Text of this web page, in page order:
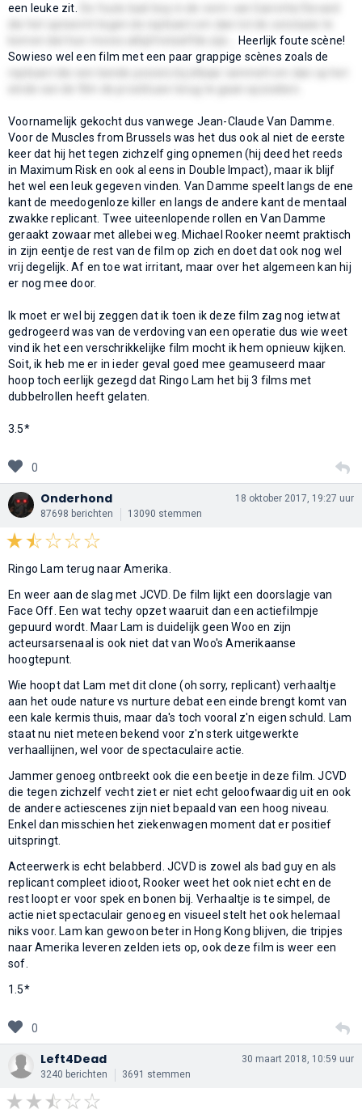
een leuke zit.
Heerlijk foute scène!
Sowieso wel een film met een paar grappige scènes zoals de
Voornamelijk gekocht dus vanwege Jean-Claude Van Damme.
Voor de Muscles from Brussels was het dus ook al niet de eerste
keer dat hij het tegen zichzelf ging opnemen (hij deed het reeds
in Maximum Risk en ook al eens in Double Impact), maar ik blijf
het wel een leuk gegeven vinden. Van Damme speelt langs de ene
kant de meedogenloze killer en langs de andere kant de mentaal
zwakke replicant. Twee uiteenlopende rollen en Van Damme
geraakt zowaar met allebei weg. Michael Rooker neemt praktisch
in zijn eentje de rest van de film op zich en doet dat ook nog wel
vrij degelijk. Af en toe wat irritant, maar over het algemeen kan hij
er nog mee door.
Ik moet er wel bij zeggen dat ik toen ik deze film zag nog ietwat
gedrogeerd was van de verdoving van een operatie dus wie weet
vind ik het een verschrikkelijke film mocht ik hem opnieuw kijken.
Soit, ik heb me er in ieder geval goed mee geamuseerd maar
hoop toch eerlijk gezegd dat Ringo Lam het bij 3 films met
dubbelrollen heeft gelaten.
3.5*
0
Onderhond
87698 berichten 13090 stemmen
18 oktober 2017, 19:27 uur
Ringo Lam terug naar Amerika.
En weer aan de slag met JCVD. De film lijkt een doorslagje van
Face Off. Een wat techy opzet waaruit dan een actiefilmpje
gepuurd wordt. Maar Lam is duidelijk geen Woo en zijn
acteursarsenaal is ook niet dat van Woo's Amerikaanse
hoogtepunt.
Wie hoopt dat Lam met dit clone (oh sorry, replicant) verhaaltje
aan het oude nature vs nurture debat een einde brengt komt van
een kale kermis thuis, maar da's toch vooral z'n eigen schuld. Lam
staat nu niet meteen bekend voor z'n sterk uitgewerkte
verhaallijnen, wel voor de spectaculaire actie.
Jammer genoeg ontbreekt ook die een beetje in deze film. JCVD
die tegen zichzelf vecht ziet er niet echt geloofwaardig uit en ook
de andere actiescenes zijn niet bepaald van een hoog niveau.
Enkel dan misschien het ziekenwagen moment dat er positief
uitspringt.
Acteerwerk is echt belabberd. JCVD is zowel als bad guy en als
replicant compleet idioot, Rooker weet het ook niet echt en de
rest loopt er voor spek en bonen bij. Verhaaltje is te simpel, de
actie niet spectaculair genoeg en visueel stelt het ook helemaal
niks voor. Lam kan gewoon beter in Hong Kong blijven, die tripjes
naar Amerika leveren zelden iets op, ook deze film is weer een
sof.
1.5*
0
Left4Dead
3240 berichten 3691 stemmen
30 maart 2018, 10:59 uur